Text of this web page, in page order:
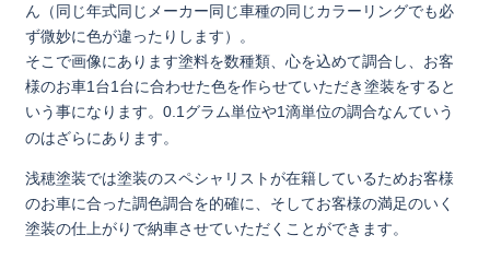
ん（同じ年式同じメーカー同じ車種の同じカラーリングでも必
ず微妙に色が違ったりします）。
そこで画像にあります塗料を数種類、心を込めて調合し
、お客
様のお車1台1台に合わせた色を作らせていただき塗装をすると
いう事になります。0.1グラム単位や1滴単位の調合なんていう
のはざらにあります。
浅穂塗装では塗装のスペシャリストが在籍しているためお客様
のお車に合った調色調合を的確に、そしてお客様の満足のいく
塗装の仕上がりで納車させていただくことができます。